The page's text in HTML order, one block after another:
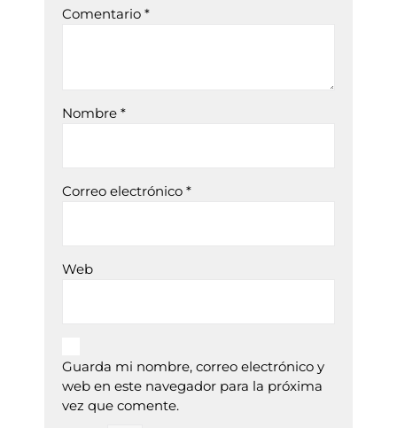
Comentario *
Nombre *
Correo electrónico *
Web
Guarda mi nombre, correo electrónico y
web en este navegador para la próxima
vez que comente.